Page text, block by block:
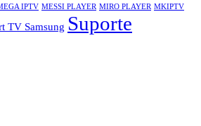
IPTV MESSI PLAYER MIRO PLAYER MKIPTV
TV Samsung Suporte